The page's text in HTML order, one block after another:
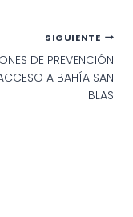
SIGUIENTE
DE PREVENCIÓN
A BAHÍA SAN
BLAS